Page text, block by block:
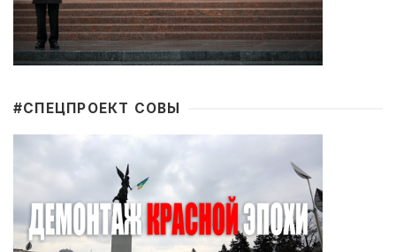
#CПЕЦПРОЕКТ СОВЫ